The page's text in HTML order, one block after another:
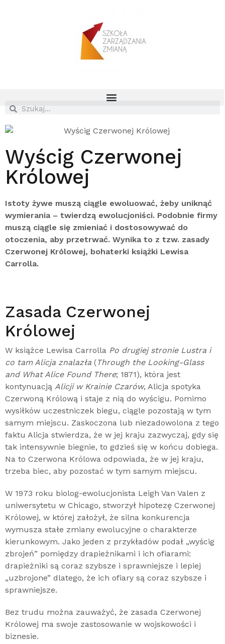
Wyścig Czerwonej
Królowej
Istoty żywe muszą ciągle ewoluować, żeby uniknąć
wymierania – twierdzą ewolucjoniści. Podobnie firmy
muszą ciągle się zmieniać i dostosowywać do
otoczenia, aby przetrwać. Wynika to z tzw. zasady
Czerwonej Królowej, bohaterki książki Lewisa
Carrolla.
Zasada Czerwonej
Królowej
W książce Lewisa Carrolla Po drugiej stronie Lustra i
co tam Alicja znalazła (Through the Looking-Glass
and What Alice Found There; 1871), która jest
kontynuacją Alicji w Krainie Czarów, Alicja spotyka
Czerwoną Królową i staje z nią do wyścigu. Pomimo
wysiłków uczestniczek biegu, ciągle pozostają w tym
samym miejscu. Zaskoczona lub niezadowolona z tego
faktu Alicja stwierdza, że w jej kraju zazwyczaj, gdy się
tak intensywnie biegnie, to gdzieś się w końcu dobiega.
Na to Czerwona Królowa odpowiada, że w jej kraju,
trzeba biec, aby pozostać w tym samym miejscu.
W 1973 roku biolog-ewolucjonista Leigh Van Valen z
uniwersytetu w Chicago, stworzył hipotezę Czerwonej
Królowej, w której założył, że silna konkurencja
wymusza stałe zmiany ewolucyjne o charakterze
kierunkowym. Jako jeden z przykładów podał „wyścig
zbrojeń” pomiędzy drapieżnikami i ich ofiarami:
drapieżniki są coraz szybsze i sprawniejsze i lepiej
„uzbrojone” dlatego, że ich ofiary są coraz szybsze i
sprawniejsze.
Bez trudu można zauważyć, że zasada Czerwonej
Królowej ma swoje zastosowanie w wojskowości i
biznesie.